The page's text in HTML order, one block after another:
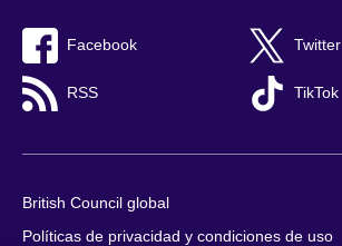
Facebook Twitter
RSS TikTok
British Council global
Políticas de privacidad y condiciones de uso